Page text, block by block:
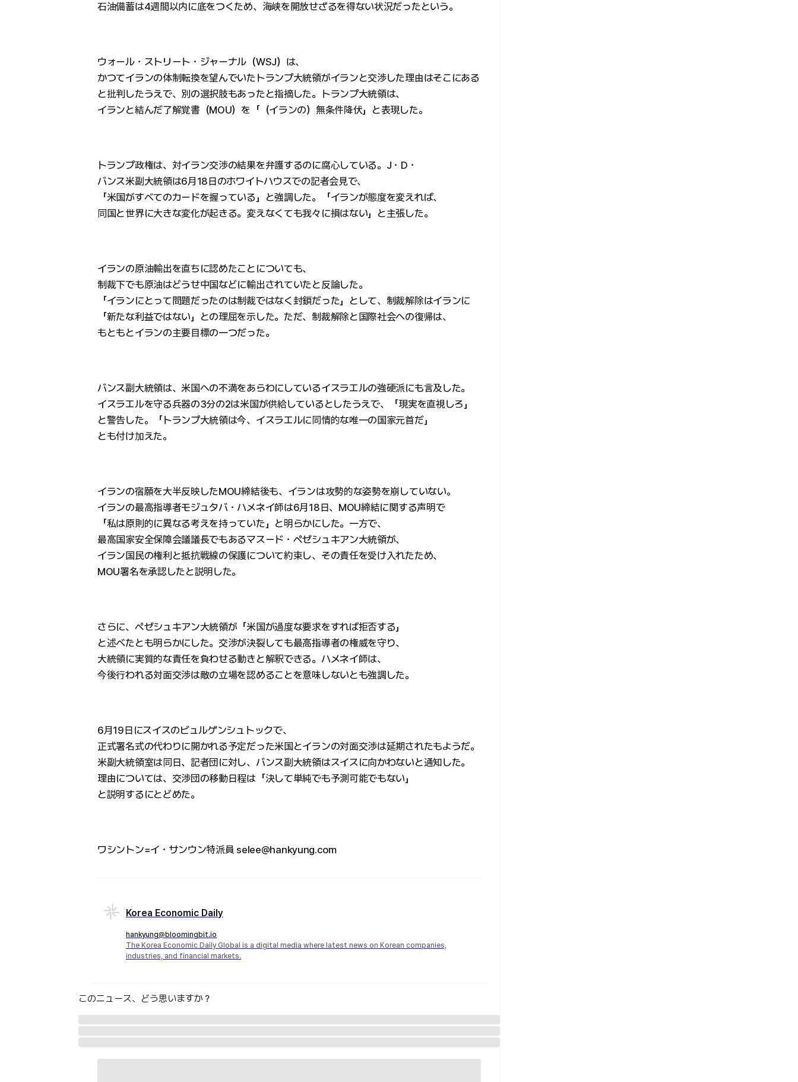
石油備蓄は4週間以内に底をつくため、海峡を開放せざるを得ない状況だったという。
ウォール・ストリート・ジャーナル（WSJ）は、
かつてイランの体制転換を望んでいたトランプ大統領がイランと交渉した理由はそこにある
と批判したうえで、別の選択肢もあったと指摘した。トランプ大統領は、
イランと結んだ了解覚書（MOU）を「（イランの）無条件降伏」と表現した。
トランプ政権は、対イラン交渉の結果を弁護するのに腐心している。J・D・
バンス米副大統領は6月18日のホワイトハウスでの記者会見で、
「米国がすべてのカードを握っている」と強調した。「イランが態度を変えれば、
同国と世界に大きな変化が起きる。変えなくても我々に損はない」と主張した。
イランの原油輸出を直ちに認めたことについても、
制裁下でも原油はどうせ中国などに輸出されていたと反論した。
「イランにとって問題だったのは制裁ではなく封鎖だった」として、制裁解除はイランに
「新たな利益ではない」との理屈を示した。ただ、制裁解除と国際社会への復帰は、
もともとイランの主要目標の一つだった。
バンス副大統領は、米国への不満をあらわにしているイスラエルの強硬派にも言及した。
イスラエルを守る兵器の3分の2は米国が供給しているとしたうえで、「現実を直視しろ」
と警告した。「トランプ大統領は今、イスラエルに同情的な唯一の国家元首だ」
とも付け加えた。
イランの宿願を大半反映したMOU締結後も、イランは攻勢的な姿勢を崩していない。
イランの最高指導者モジュタバ・ハメネイ師は6月18日、MOU締結に関する声明で
「私は原則的に異なる考えを持っていた」と明らかにした。一方で、
最高国家安全保障会議議長でもあるマスード・ペゼシュキアン大統領が、
イラン国民の権利と抵抗戦線の保護について約束し、その責任を受け入れたため、
MOU署名を承認したと説明した。
さらに、ペゼシュキアン大統領が「米国が過度な要求をすれば拒否する」
と述べたとも明らかにした。交渉が決裂しても最高指導者の権威を守り、
大統領に実質的な責任を負わせる動きと解釈できる。ハメネイ師は、
今後行われる対面交渉は敵の立場を認めることを意味しないとも強調した。
6月19日にスイスのビュルゲンシュトックで、
正式署名式の代わりに開かれる予定だった米国とイランの対面交渉は延期されたもようだ。
米副大統領室は同日、記者団に対し、バンス副大統領はスイスに向かわないと通知した。
理由については、交渉団の移動日程は「決して単純でも予測可能でもない」
と説明するにとどめた。
ワシントン=イ・サンウン特派員 selee@hankyung.com
Korea Economic Daily
hankyung@bloomingbit.io
The Korea Economic Daily Global is a digital media where latest news on Korean companies,
industries, and financial markets.
このニュース、どう思いますか？